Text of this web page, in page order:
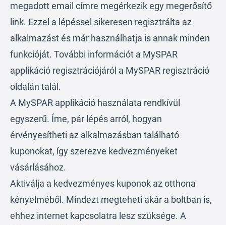
megadott email címre megérkezik egy megerősítő
link. Ezzel a lépéssel sikeresen regisztrálta az
alkalmazást és már használhatja is annak minden
funkcióját. További információt a MySPAR
applikáció regisztrációjáról a MySPAR regisztráció
oldalán talál.
A MySPAR applikáció használata rendkívül
egyszerű. Íme, pár lépés arról, hogyan
érvényesítheti az alkalmazásban található
kuponokat, így szerezve kedvezményeket
vásárlásához.
Aktiválja a kedvezményes kuponok az otthona
kényelméből. Mindezt megteheti akár a boltban is,
ehhez internet kapcsolatra lesz szüksége. A